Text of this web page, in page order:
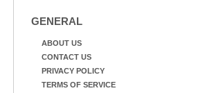
പ്രധാന സഞ്ചാര
കടത്ത് വള്ളം
GENERAL
ABOUT US
CONTACT US
PRIVACY POLICY
TERMS OF SERVICE